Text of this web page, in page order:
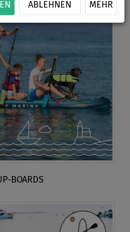
ABLEHNEN MEHR
BOARDS